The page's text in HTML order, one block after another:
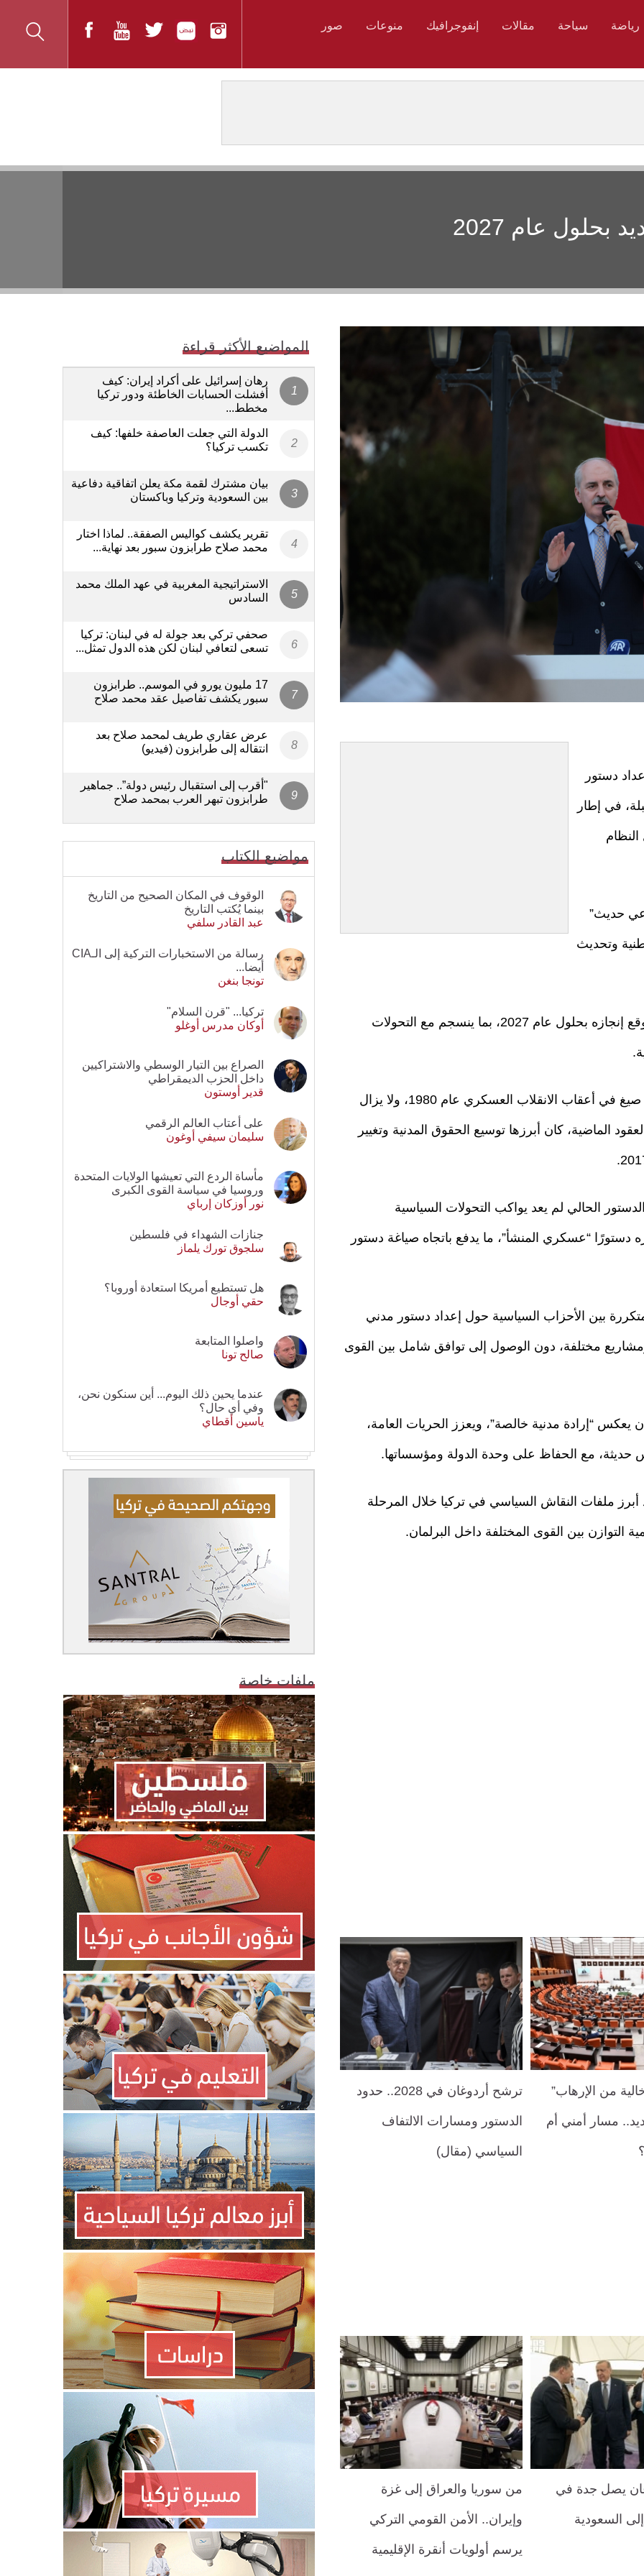
رياضة سياحة مقالات إنفوجرافيك منوعات صور
بحلول عام 2027
دستور
في إطار
حديث”
وتحديث
وقال إن تركيا تتجه نحو العمل على دستور جديد يُتوقع إنجازه بحلول عام 2027، بما ينسجم مع التحولات
ويعود الدستور التركي الحالي إلى عام 1982، حيث صيغ في أعقاب الانقلاب العسكري عام 1980، ولا يزال
الماضية، كان أبرزها توسيع الحقوق المدنية وتغيير
الحالي لم يعد يواكب التحولات السياسية
دستورًا “عسكري المنشأ”، ما يدفع باتجاه صياغة دستور
بين الأحزاب السياسية حول إعداد دستور مدني
مختلفة، دون الوصول إلى توافق شامل بين القوى
“إرادة مدنية خالصة”، ويعزز الحريات العامة،
حديثة، مع الحفاظ على وحدة الدولة ومؤسساتها.
ملفات النقاش السياسي في تركيا خلال المرحلة
التوازن بين القوى المختلفة داخل البرلمان.
من الإرهاب”
مسار أمني أم
ترشح أردوغان في 2028.. حدود
الدستور ومسارات الالتفاف
السياسي (مقال)
يصل جدة في
السعودية
من سوريا والعراق إلى غزة
وإيران.. الأمن القومي التركي
يرسم أولويات أنقرة الإقليمية
المواضيع الأكثر قراءة
رهان إسرائيل على أكراد إيران: كيف
أفشلت الحسابات الخاطئة ودور تركيا
مخطط...
الدولة التي جعلت العاصفة خلفها: كيف
تكسب تركيا؟
بيان مشترك لقمة مكة يعلن اتفاقية دفاعية
بين السعودية وتركيا وباكستان
تقرير يكشف كواليس الصفقة.. لماذا اختار
محمد صلاح طرابزون سبور بعد نهاية...
الاستراتيجية المغربية في عهد الملك محمد
السادس
صحفي تركي بعد جولة له في لبنان: تركيا
تسعى لتعافي لبنان لكن هذه الدول تمثل...
17 مليون يورو في الموسم.. طرابزون
سبور يكشف تفاصيل عقد محمد صلاح
عرض عقاري طريف لمحمد صلاح بعد
انتقاله إلى طرابزون (فيديو)
"أقرب إلى استقبال رئيس دولة”.. جماهير
طرابزون تبهر العرب بمحمد صلاح
مواضيع الكتاب
الوقوف في المكان الصحيح من التاريخ
بينما يُكتب التاريخ
عبد القادر سلفي
رسالة من الاستخبارات التركية إلى الـCIA
أيضا...
تونجا بنغن
تركيا... "قرن السلام"
أوكان مدرس أوغلو
الصراع بين التيار الوسطي والاشتراكيين
داخل الحزب الديمقراطي
قدير أوستون
على أعتاب العالم الرقمي
سليمان سيفي أوغون
مأساة الردع التي تعيشها الولايات المتحدة
وروسيا في سياسة القوى الكبرى
نور أوزكان إرباي
جنازات الشهداء في فلسطين
سلجوق تورك يلماز
هل تستطيع أمريكا استعادة أوروبا؟
حقي أوجال
واصلوا المتابعة
صالح تونا
عندما يحين ذلك اليوم... أين سنكون نحن،
وفي أي حال؟
ياسين أقطاي
ملفات خاصة